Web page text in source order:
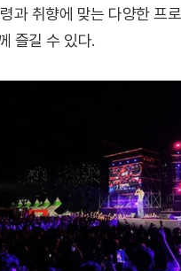
과 취향에 맞는 다양한 프
즐길 수 있다.